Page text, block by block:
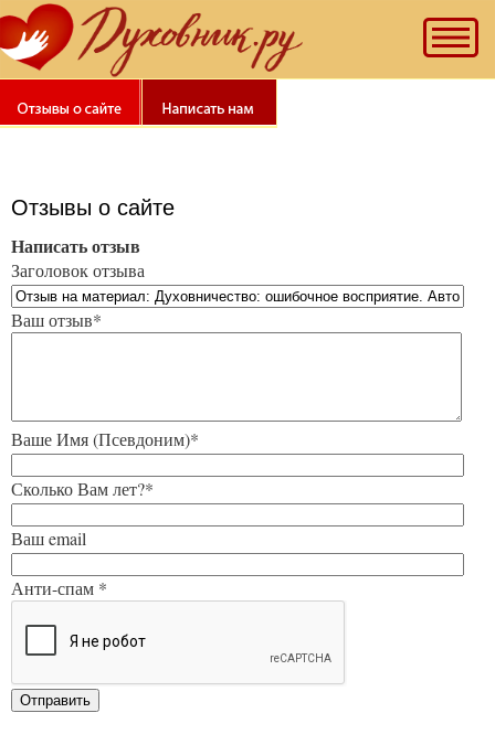
Отзывы о сайте
Написать отзыв
Заголовок отзыва
Ваш отзыв*
Ваше Имя (Псевдоним)*
Сколько Вам лет?*
Ваш email
Анти-спам *